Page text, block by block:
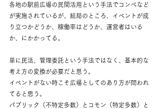
各地の駅前広場の民間活用という手法でコンペなど
が実施されているが、結局のところ、イベントが成
り立つかどうか、稼働率はどうか、運営者はいる
か、にかかってる。
単に民活、管理委託という手法ではなく、基本的な
考え方の変換が必要だと思う。
イベントがない時こそ広場としてのあり方が問われ
てると思う。
パブリック（不特定多数）とコモン（特定多数）と